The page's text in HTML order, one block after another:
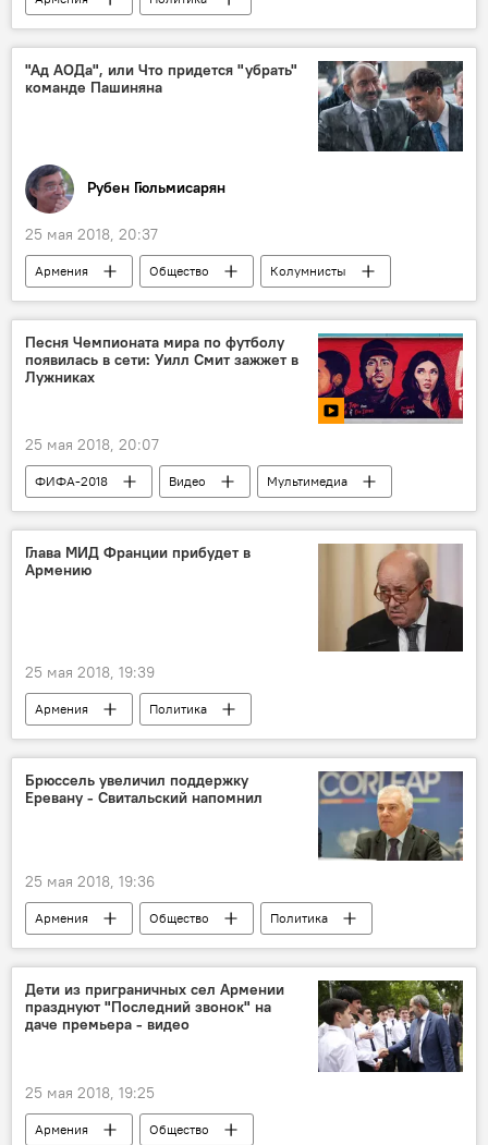
Тарон Маркарян
Ален Симонян
"Ад АОДа", или Что придется "убрать"
команде Пашиняна
Рубен Гюльмисарян
25 мая 2018, 20:37
Армения Общество
Колумнисты
Политика
Пашинян Никол власть
Песня Чемпионата мира по футболу
появилась в сети: Уилл Смит зажжет в
Лужниках
25 мая 2018, 20:07
ФИФА-2018 Видео
Мультимедиа
Лучшие видео о Чемпионате мира по футболу 2018 в России
Глава МИД Франции прибудет в
Армению
25 мая 2018, 19:39
Армения
Политика
Жан-Ив Ле Дриан
визит
Брюссель увеличил поддержку
Еревану - Свитальский напомнил
25 мая 2018, 19:36
Армения Общество Политика
Дети из приграничных сел Армении
празднуют "Последний звонок" на
даче премьера - видео
25 мая 2018, 19:25
Армения
Общество